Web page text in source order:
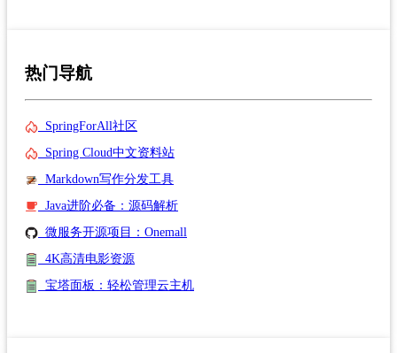
热门导航
SpringForAll社区
Spring Cloud中文资料站
Markdown写作分发工具
Java进阶必备：源码解析
微服务开源项目：Onemall
4K高清电影资源
宝塔面板：轻松管理云主机